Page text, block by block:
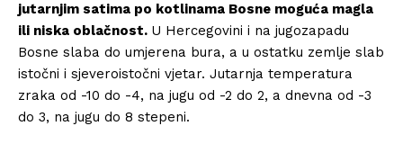
jutarnjim satima po kotlinama Bosne moguća magla
ili niska oblačnost. U Hercegovini i na jugozapadu
Bosne slaba do umjerena bura, a u ostatku zemlje slab
istočni i sjeveroistočni vjetar. Jutarnja temperatura
zraka od -10 do -4, na jugu od -2 do 2, a dnevna od -3
do 3, na jugu do 8 stepeni.